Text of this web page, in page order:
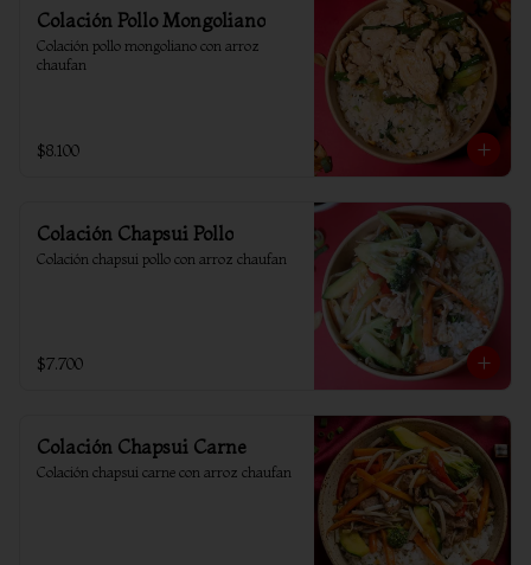
Colación Pollo Mongoliano
Colación pollo mongoliano con arroz
chaufan
$8.100
Colación Chapsui Pollo
Colación chapsui pollo con arroz chaufan
$7.700
Colación Chapsui Carne
Colación chapsui carne con arroz chaufan